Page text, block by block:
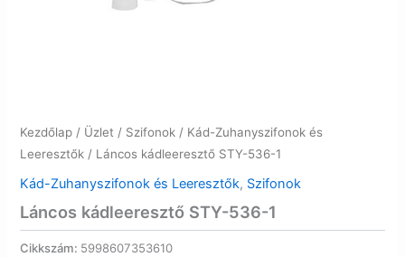
Kezdőlap / Üzlet / Szifonok / Kád-Zuhanyszifonok és
Leeresztők / Láncos kádleeresztő STY-536-1
Kád-Zuhanyszifonok és Leeresztők, Szifonok
Láncos kádleeresztő STY-536-1
Cikkszám: 5998607353610